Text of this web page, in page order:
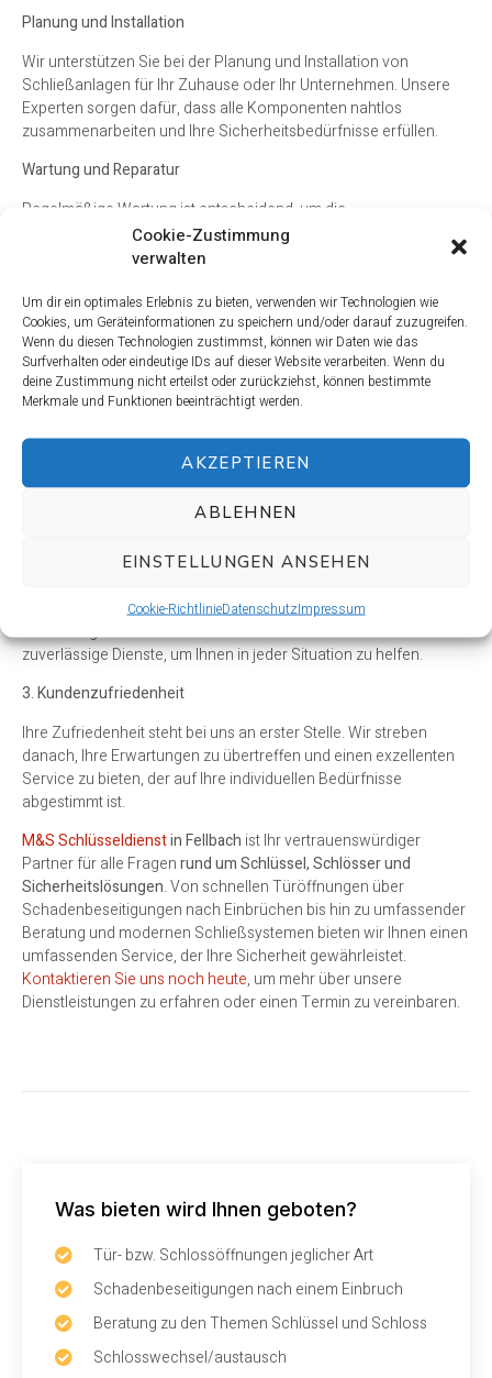
Cookie-Zustimmung
verwalten
Um dir ein optimales Erlebnis zu bieten, verwenden wir Technologien wie
Cookies, um Geräteinformationen zu speichern und/oder darauf zuzugreifen.
Wenn du diesen Technologien zustimmst, können wir Daten wie das
Surfverhalten oder eindeutige IDs auf dieser Website verarbeiten. Wenn du
deine Zustimmung nicht erteilst oder zurückziehst, können bestimmte
Merkmale und Funktionen beeinträchtigt werden.
AKZEPTIEREN
ABLEHNEN
EINSTELLUNGEN ANSEHEN
Cookie-RichtlinieDatenschutzImpressum
Planung und Installation
Wir unterstützen Sie bei der Planung und Installation von
Schließanlagen für Ihr Zuhause oder Ihr Unternehmen. Unsere
Experten sorgen dafür, dass alle Komponenten nahtlos
zusammenarbeiten und Ihre Sicherheitsbedürfnisse erfüllen.
Wartung und Reparatur
Regelmäßige Wartung ist entscheidend, um die
Funktionsfähigkeit Ihrer Schließanlagen zu gewährleisten. Wir
bieten umfassende Wartungs- und Reparaturdienste an, um
Warum M&S Schlüsseldienst die
beste Wahl ist
Unser Team besteht aus erfahrenen Fachleuten, die über
umfassende Kenntnisse im Bereich Schlüsseldienst und
Sicherheitstechnik verfügen. Wir setzen unser Know-how ein, um
2. Schnelligkeit und Zuverlässigkeit
Wir wissen, dass Zeit in Notfällen von entscheidender Bedeutung
ist. Daher garantieren wir schnelle Reaktionszeiten und
zuverlässige Dienste, um Ihnen in jeder Situation zu helfen.
3. Kundenzufriedenheit
Ihre Zufriedenheit steht bei uns an erster Stelle. Wir streben
danach, Ihre Erwartungen zu übertreffen und einen exzellenten
Service zu bieten, der auf Ihre individuellen Bedürfnisse
abgestimmt ist.
M&S Schlüsseldienstin Fellbach ist Ihr vertrauenswürdiger
Partner für alle Fragenrund um Schlüssel, Schlösser und
Sicherheitslösungen. Von schnellen Türöffnungen über
Schadenbeseitigungen nach Einbrüchen bis hin zu umfassender
Beratung und modernen Schließsystemen bieten wir Ihnen einen
umfassenden Service, der Ihre Sicherheit gewährleistet.
Kontaktieren Sie uns noch heute, um mehr über unsere
Dienstleistungen zu erfahren oder einen Termin zu vereinbaren.
Was bieten wird Ihnen geboten?
Tür- bzw. Schlossöffnungen jeglicher Art
Schadenbeseitigungen nach einem Einbruch
Beratung zu den Themen Schlüssel und Schloss
Schlosswechsel/austausch